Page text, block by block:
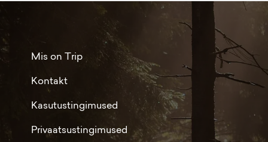
Mis on Trip
Kontakt
Kasutustingimused
Privaatsustingimused